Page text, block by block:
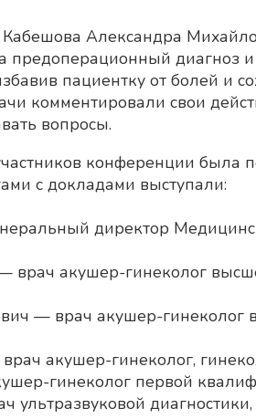
Александра
диагноз
пациентку от болей и
комментировали свои
вопросы.
конференции была
с докладами выступали:
директор
врач акушер-гинеколог
— врач акушер-
акушер-гинеколог,
гинеколог первой
диагностики,